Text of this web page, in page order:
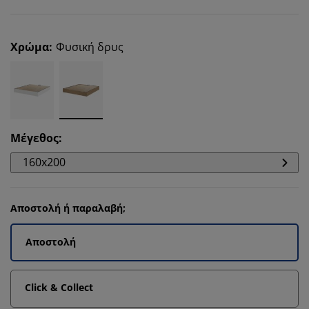
Χρώμα: Φυσική δρυς
Μέγεθος:
160x200
Αποστολή ή παραλαβή;
Αποστολή
Click & Collect